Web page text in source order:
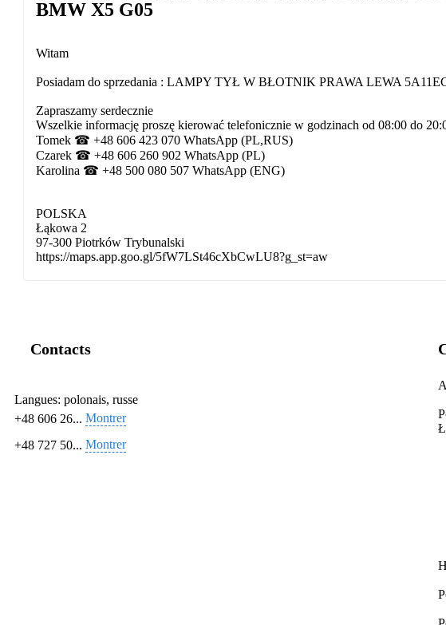
BMW X5 G05
Witam
Posiadam do sprzedania : LAMPY TYŁ W BŁOTNIK PRAWA LEWA
Zapraszamy serdecznie
Wszelkie informację proszę kierować telefonicznie w godzinach od 08:00 do
Tomek ☎ +48 606 423 070 WhatsApp (PL,RUS)
Czarek ☎ +48 606 260 902 WhatsApp (PL)
Karolina ☎ +48 500 080 507 WhatsApp (ENG)
POLSKA
Łąkowa 2
97-300 Piotrków Trybunalski
https://maps.app.goo.gl/5fW7LSt46cXbCwLU8?g_st=aw
Contacts
Langues: polonais, russe
+48 606 26... Montrer
+48 727 50... Montrer